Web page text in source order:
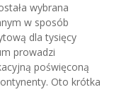
wybrana
w sposób
dla tysięcy
prowadzi
poświęconą
Oto krótka